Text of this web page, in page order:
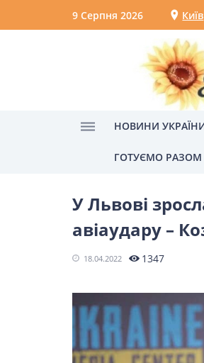
9 Серпня 2026 Київ
НОВИНИ
ГОТУЄМО РАЗОМ
Головні новини
НОВИНИ СВІТУ
У Львові
авіаудару –
18.04.2022 1347